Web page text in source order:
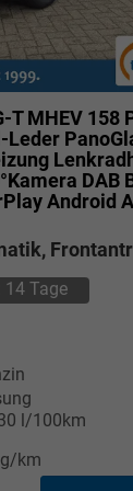
T MHEV 158
Leder
DAB
Android
14 Tage
l/100km
km